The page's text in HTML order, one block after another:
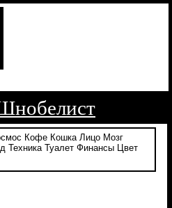
Кофе Кошка Лицо Мозг
Техника Туалет Финансы
Цвет